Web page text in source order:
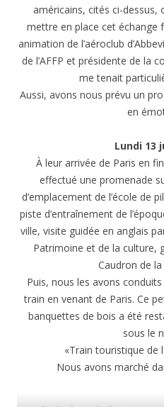
américains, cités ci-
mettre en place cet échange
animation de l’aéroclub
de l’AFFP et présidente de la
me tenait
Aussi, avons nous prévu un
en
Lundi 13
À leur arrivée de Paris en
effectué une promenade
d’emplacement de l’école de
piste d’entraînement de
ville, visite guidée en anglais
Patrimoine et de la culture,
Caudron de la
Puis, nous les avons
train en venant de Paris. Ce
banquettes de bois a été
sous le
«Train touristique de
Nous avons marché